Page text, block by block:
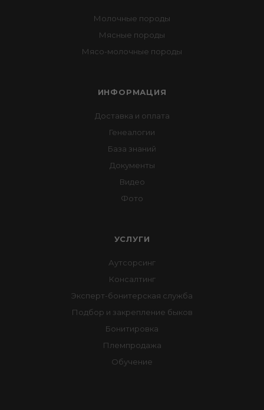
Молочные породы
Мясные породы
Мясо-молочные породы
ИНФОРМАЦИЯ
Доставка и оплата
Генеалогии
База знаний
Документы
Видео
Фото
УСЛУГИ
Аутсорсинг
Консалтинг
Эксперт-бонитерская служба
Подбор и закрепление быков
Бонитировка
Племпродажа
Обучение